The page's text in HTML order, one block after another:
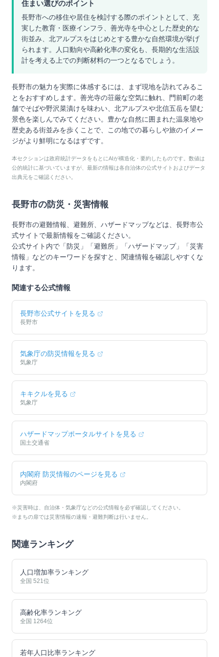
住まい選びのポイント
長野市への移住や居住を検討する際のポイントとして、充
実した教育・医療インフラ、善光寺を中心とした歴史的な
街並み、北アルプスをはじめとする豊かな自然環境が挙げ
られます。人口動向や高齢化率の変化も、長期的な生活設
計を考える上での判断材料の一つとなるでしょう。
長野市の魅力を実際に体感するには、まず現地を訪れてみるこ
とをおすすめします。善光寺の荘厳な空気に触れ、門前町の老
舗でそばや野沢菜漬けを味わい、北アルプスや北信五岳を望む
景色を楽しんでみてください。豊かな自然に囲まれた温泉地や
歴史ある街並みを歩くことで、この地での暮らしや旅のイメー
ジがより鮮明になるはずです。
本セクションは政府統計データをもとにAIが構造化・要約したものです。数値は
公的統計に基づいていますが、最新の情報は各自治体の公式サイトおよびデータ
出典元をご確認ください。
長野市の防災・災害情報
長野市の避難情報、避難所、ハザードマップなどは、 長野市公
式サイトで最新情報をご確認ください。
公式サイト内で「防災」「避難所」「ハザードマップ」「災害
情報」などのキーワードを探すと、関連情報を確認しやすくな
ります。
関連する公式情報
長野市公式サイトを見る
長野市
気象庁の防災情報を見る
気象庁
キキクルを見る
気象庁
ハザードマップポータルサイトを見る
国土交通省
内閣府 防災情報のページを見る
内閣府
※災害時は、自治体・気象庁などの公式情報を必ず確認してください。
※まちの扉では災害情報の速報・避難判断は行いません。
関連ランキング
人口増加率ランキング
全国 521位
高齢化率ランキング
全国 1264位
若年人口比率ランキング